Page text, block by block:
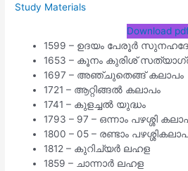
Study Materials
Download
1599 – ഉദയം പേരൂർ
1653 – കൂനം കുരിശ്
1697 – അഞ്ചുതെങ്ങ് കലാപം
1721 – ആറ്റിങ്ങൽ കലാപം
1741 – കുളച്ചൽ യുദ്ധം
1793 – 97 – ഒന്നാം പഴശ്ശി
1800 – 05 – രണ്ടാം
1812 – കുറിച്യർ ലഹള
1859 – ചാന്നാർ ലഹള